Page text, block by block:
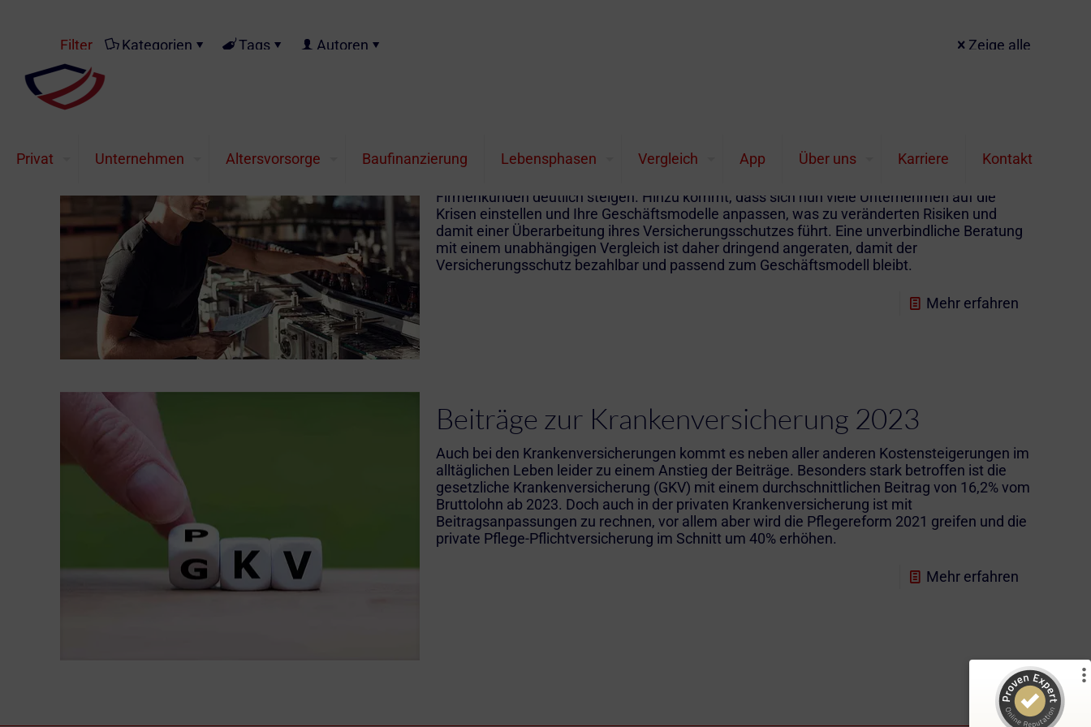
Privat Unternehmen Altersvorsorge Baufinanzierung Lebensphasen Vergleich App Über uns Karriere Kontakt
Filter Kategorien Tags Autoren Zeige alle
deutlich teurer
Firmenkunden deutlich steigen. Hinzu kommt, dass sich nun viele Unternehmen auf die
Krisen einstellen und Ihre Geschäftsmodelle anpassen, was zu veränderten Risiken und
damit einer Überarbeitung ihres Versicherungsschutzes führt. Eine unverbindliche Beratung
mit einem unabhängigen Vergleich ist daher dringend angeraten, damit der
Versicherungsschutz bezahlbar und passend zum Geschäftsmodell bleibt.
Mehr erfahren
Beiträge zur Krankenversicherung 2023
Auch bei den Krankenversicherungen kommt es neben aller anderen Kostensteigerungen im
alltäglichen Leben leider zu einem Anstieg der Beiträge. Besonders stark betroffen ist die
gesetzliche Krankenversicherung (GKV) mit einem durchschnittlichen Beitrag von 16,2% vom
Bruttolohn ab 2023. Doch auch in der privaten Krankenversicherung ist mit
Beitragsanpassungen zu rechnen, vor allem aber wird die Pflegereform 2021 greifen und die
private Pflege-Pflichtversicherung im Schnitt um 40% erhöhen.
Mehr erfahren
100
%
Empfehlungen auf
ProvenExpert.com